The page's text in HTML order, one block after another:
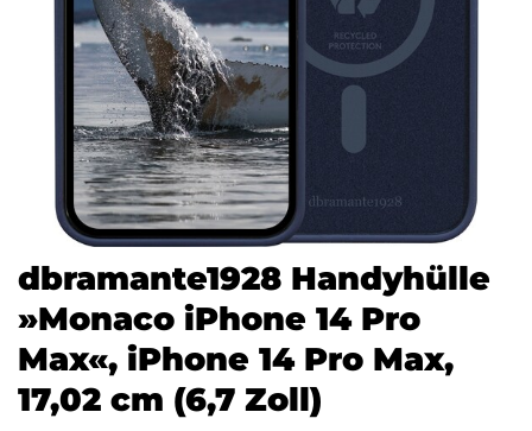
dbramante1928 Handyhülle
»Monaco iPhone 14 Pro
Max«, iPhone 14 Pro Max,
17,02 cm (6,7 Zoll)